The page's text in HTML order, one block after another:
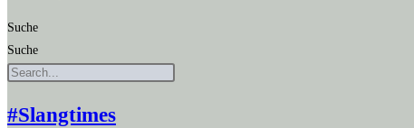
Suche
Suche
#Slangtimes